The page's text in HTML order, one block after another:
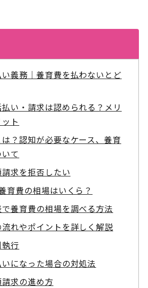
義務｜養育費を払わないとど
い・請求は認められる？メリ
ト
？認知が必要なケース、養育
て
求を拒否したい
育費の相場はいくら？
養育費の相場を調べる方法
れやポイントを詳しく解説
行
になった場合の対処法
求の進め方